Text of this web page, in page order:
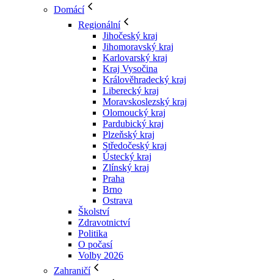
Domácí
Regionální
Jihočeský kraj
Jihomoravský kraj
Karlovarský kraj
Kraj Vysočina
Králověhradecký kraj
Liberecký kraj
Moravskoslezský kraj
Olomoucký kraj
Pardubický kraj
Plzeňský kraj
Středočeský kraj
Ústecký kraj
Zlínský kraj
Praha
Brno
Ostrava
Školství
Zdravotnictví
Politika
O počasí
Volby 2026
Zahraničí